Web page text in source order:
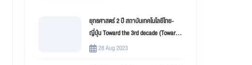
ยุทธศาสตร์ 2 ปี สถาบันเทคโนโลยีไทย-
ญี่ปุ่น Toward the 3rd decade (Toward
New Innovation –TNI)
28 Aug 2023